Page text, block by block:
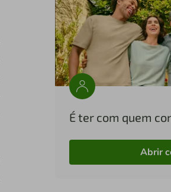
É ter com quem
Abrir